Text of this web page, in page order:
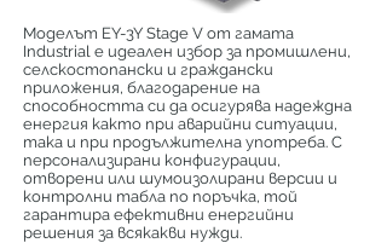
Моделът EY-3Y Stage V от гамата
Industrial е идеален избор за промишлени,
селскостопански и граждански
приложения, благодарение на
способността си да осигурява надеждна
енергия както при аварийни ситуации,
така и при продължителна употреба. С
персонализирани конфигурации,
отворени или шумоизолирани версии и
контролни табла по поръчка, той
гарантира ефективни енергийни
решения за всякакви нужди.